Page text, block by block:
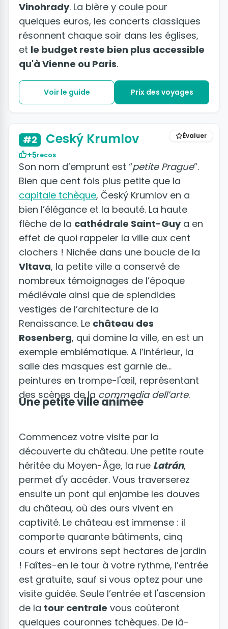
Vinohrady. La bière y coule pour
quelques euros, les concerts classiques
résonnent chaque soir dans les églises,
et le budget reste bien plus accessible
qu'à Vienne ou Paris.
Voir le guide Prix des voyages
Évaluer
#2 Ceský Krumlov
+5recos
Son nom d’emprunt est “petite Prague”.
Bien que cent fois plus petite que la
capitale tchèque, Český Krumlov en a
bien l’élégance et la beauté. La haute
flèche de la cathédrale Saint-Guya en
effet de quoi rappeler la ville aux cent
clochers ! Nichée dans une boucle de la
Vltava, la petite ville a conservé de
nombreux témoignages de l’époque
médiévale ainsi que de splendides
vestiges de l’architecture de la
Renaissance. Le château des
Rosenberg, qui domine la ville, en est un
exemple emblématique. A l’intérieur, la
salle des masques est garnie de
peintures en trompe-l'œil, représentant
des scènes de la commedia dell’arte.
Une petite ville animée
Commencez votre visite par la
découverte du château. Une petite route
héritée du Moyen-Âge, la rue Latrán,
permet d'y accéder. Vous traverserez
ensuite un pont qui enjambe les douves
du château, où des ours vivent en
captivité. Le château est immense : il
comporte quarante bâtiments, cinq
cours et environs sept hectares de jardin
! Faîtes-en le tour à votre rythme, l’entrée
est gratuite, sauf si vous optez pour une
visite guidée. Seule l’entrée et l'ascension
de la tour centrale vous coûteront
quelques couronnes tchèques. De là-